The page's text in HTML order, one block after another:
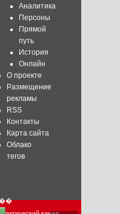
Аналитика
Персоны
Прямой
путь
История
Онлайн
О проекте
Размещение
рекламы
RSS
Контакты
Карта сайта
Облако
тегов